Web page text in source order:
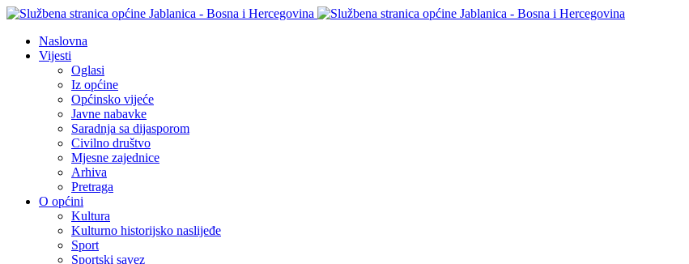
Naslovna
Vijesti
Oglasi
Iz općine
Općinsko vijeće
Javne nabavke
Saradnja sa dijasporom
Civilno društvo
Mjesne zajednice
Arhiva
Pretraga
O općini
Kultura
Kulturno historijsko naslijeđe
Sport
Sportski savez